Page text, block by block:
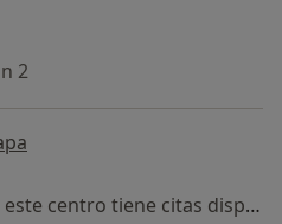
2
Ningún profesional de este centro tiene citas disponibles